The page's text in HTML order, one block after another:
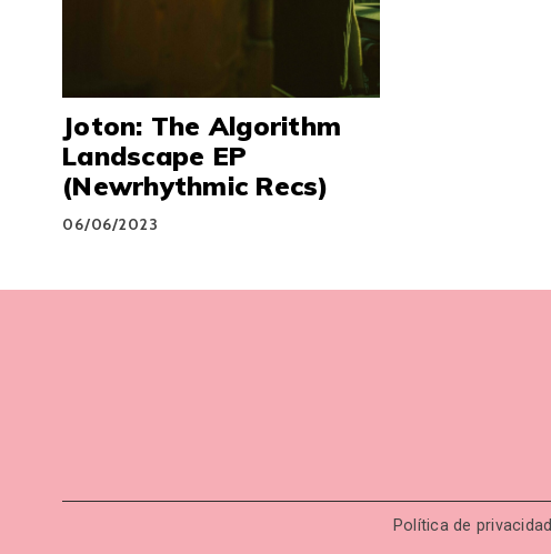
Joton: The Algorithm
Landscape EP
(Newrhythmic Recs)
06/06/2023
Política de privacidad